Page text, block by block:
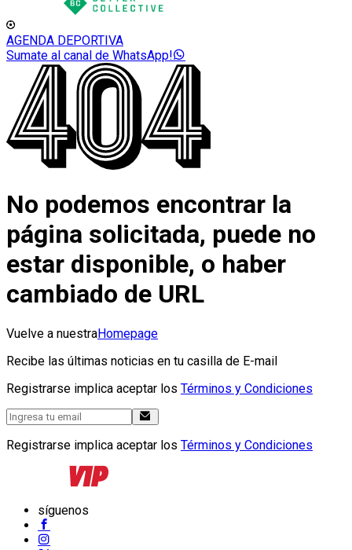
AGENDA DEPORTIVA
Sumate al canal de WhatsApp!
No podemos encontrar la
página solicitada, puede no
estar disponible, o haber
cambiado de URL
Vuelve a nuestraHomepage
Recibe las últimas noticias en tu casilla de E-mail
Registrarse implica aceptar los Términos y Condiciones
Registrarse implica aceptar los Términos y Condiciones
síguenos